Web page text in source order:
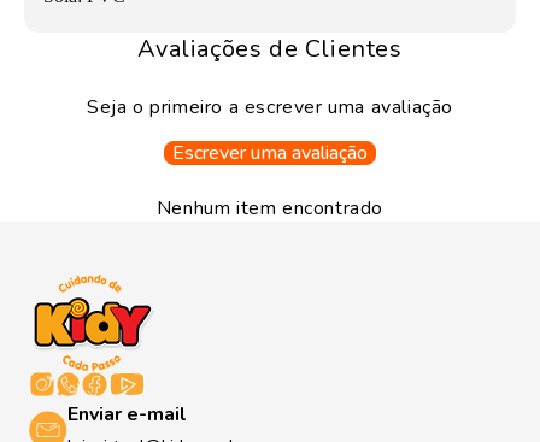
Avaliações de Clientes
Seja o primeiro a escrever uma avaliação
Escrever uma avaliação
Nenhum item encontrado
Enviar e-mail